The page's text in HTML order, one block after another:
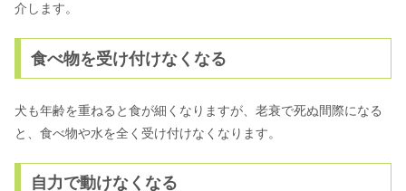
介します。
食べ物を受け付けなくなる
犬も年齢を重ねると食が細くなりますが、老衰で死ぬ間際になる
と、食べ物や水を全く受け付けなくなります。
自力で動けなくなる